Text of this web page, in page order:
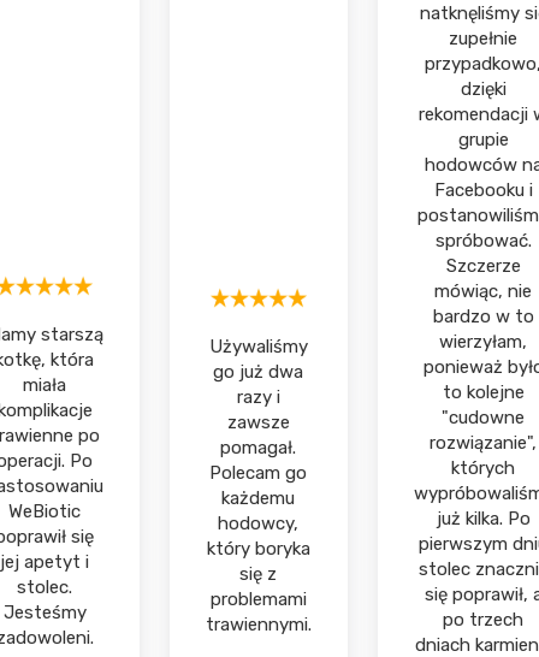
starszą
która
miała
po
Po
WeBiotic
się
jej apetyt i
stolec.
Jesteśmy
Używaliśmy
go już dwa
razy i
zawsze
pomagał.
Polecam go
każdemu
hodowcy,
który boryka
się z
problemami
trawiennymi.
natknęliśmy
zupełnie
dzięki
rekomendacji
grupie
hodowców
Facebooku i
spróbować.
Szczerze
mówiąc, nie
bardzo w to
wierzyłam,
ponieważ
to kolejne
"cudowne
rozwiązanie",
których
już kilka. Po
pierwszym
stolec
się poprawił,
po trzech
dniach